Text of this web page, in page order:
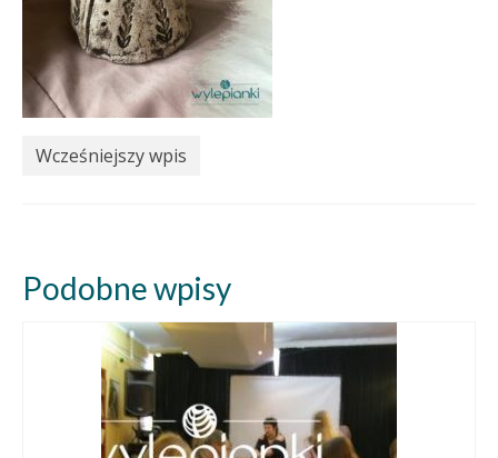
Wcześniejszy wpis
Podobne wpisy